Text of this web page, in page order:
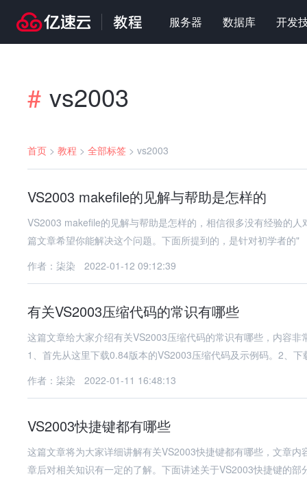
服务器 数据库 开发
# vs2003
首页 > 教程 > 全部标签 > vs2003
VS2003 makefile的见解与帮助是怎样的
VS2003 makefile的见解与帮助是怎样的，相信很多没有经验的
篇文章希望你能解决这个问题。下面所提到的，是针对初学者的"
作者：柒染
2022-01-12 09:12:39
有关VS2003压缩代码的常识有哪些
这篇文章给大家介绍有关VS2003压缩代码的常识有哪些，内容
1、首先从这里下载0.84版本的VS2003压缩代码及示例码。2、下
作者：柒染
2022-01-11 16:48:13
VS2003快捷键都有哪些
这篇文章将为大家详细讲解有关VS2003快捷键都有哪些，文章
章后对相关知识有一定的了解。下面讲述关于VS2003快捷键的部